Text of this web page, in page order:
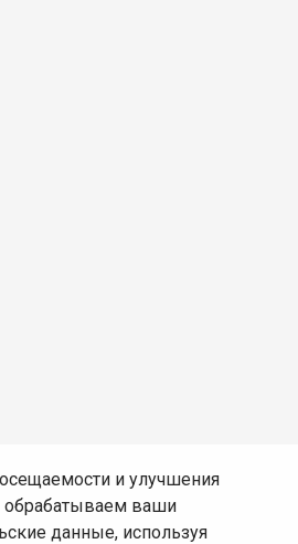
и улучшения
обрабатываем ваши
данные, используя